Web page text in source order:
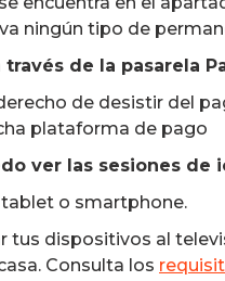
ningún tipo de
de la pasarela
de desistir del
plataforma de pago
ver las sesiones de
o smartphone.
tus dispositivos al
Consulta los